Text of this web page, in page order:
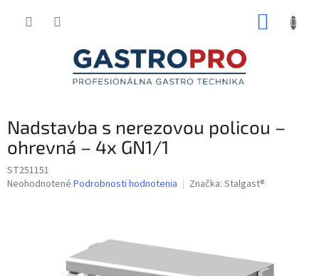
Nadstavba s nerezovou policou –
ohrevná – 4x GN1/1
ST251151
Priemerné
Neohodnotené Podrobnosti hodnotenia Značka: Stalgast®